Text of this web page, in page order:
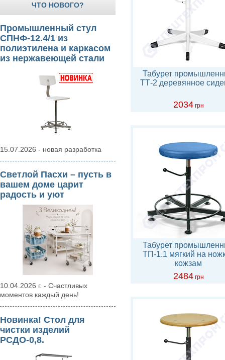
ЧТО НОВОГО?
Промышленный стул
СПНФ-12.4/1 из
полиэтилена и каркасом
из нержавеющей стали
15.07.2026 - новая разработка
Светлой Пасхи – пусть в
вашем доме царит
радость и уют
10.04.2026 г. - Счастливых
моментов каждый день!
Новинка! Стол для
чистки изделий
РСДО-0,8.
Табурет
ТТ-2 деревянное
2034 грн
Табурет
ТП-1.1 мягкий на
кожзам
2484 грн